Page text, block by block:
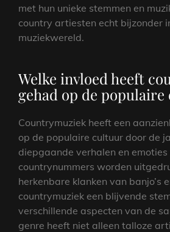
met hun unieke stemmen en
country artiesten echt bijzonder
muziekwereld.
Welke invloed heeft
gehad op de
Countrymuziek heeft een
op de populaire cultuur door de
diepgaande verhalen en emoties
countrynummers worden
herkenbare klanken van banjo’s
countrymuziek een blijvende
verschillende aspecten van de
genre heeft niet alleen talloze